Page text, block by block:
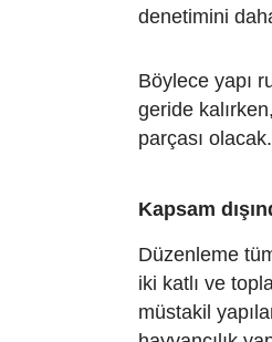
denetimini
Böylece yapı
geride
parçası olacak.
Kapsam
Düzenleme
iki katlı ve
müstakil